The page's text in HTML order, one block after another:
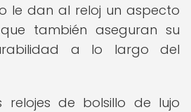
le dan al reloj un aspecto
también aseguran su
a lo largo del
relojes de bolsillo de lujo